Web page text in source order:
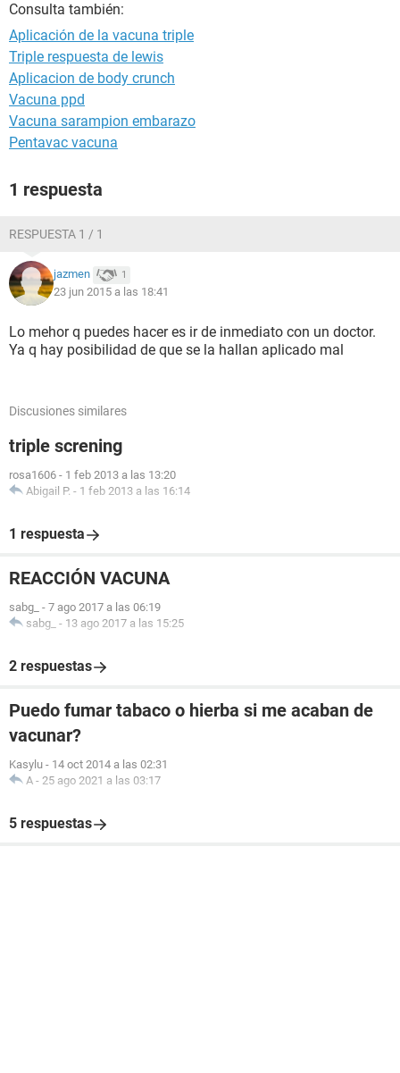
Consulta también:
Aplicación de la vacuna triple
Triple respuesta de lewis
Aplicacion de body crunch
Vacuna ppd
Vacuna sarampion embarazo
Pentavac vacuna
1 respuesta
RESPUESTA 1 / 1
jazmen 1
23 jun 2015 a las 18:41
Lo mehor q puedes hacer es ir de inmediato con un doctor.
Ya q hay posibilidad de que se la hallan aplicado mal
Discusiones similares
triple screning
rosa1606 - 1 feb 2013 a las 13:20
Abigail P. - 1 feb 2013 a las 16:14
1 respuesta
REACCIÓN VACUNA
sabg_ - 7 ago 2017 a las 06:19
sabg_ - 13 ago 2017 a las 15:25
2 respuestas
Puedo fumar tabaco o hierba si me acaban de
vacunar?
Kasylu - 14 oct 2014 a las 02:31
A - 25 ago 2021 a las 03:17
5 respuestas